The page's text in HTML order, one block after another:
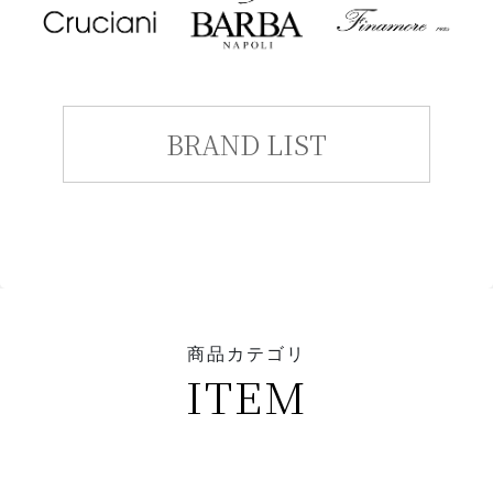
BRAND LIST
商品カテゴリ
ITEM